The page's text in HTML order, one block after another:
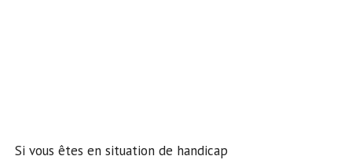
Si vous êtes en situation de handicap